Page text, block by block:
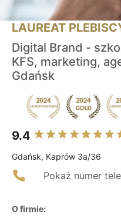
LAUREAT
Digital Brand -
KFS, marketing,
Gdańsk
9.4
Gdańsk, Kaprów 3a/36
Pokaż numer
O firmie: